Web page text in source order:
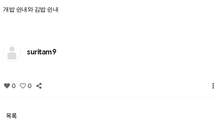
개밥 쉰내와 김밥 쉰내
suritam9
0 0
목록